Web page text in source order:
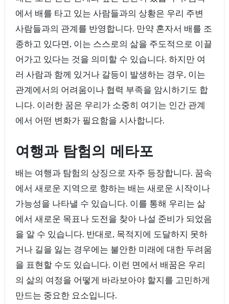
에서 배를 타고 있는 사람들과의 상황은 우리 주변
사람들과의 관계를 반영합니다. 만약 혼자서 배를 조
종하고 있다면, 이는 스스로의 삶을 주도적으로 이끌
어가고 있다는 것을 의미할 수 있습니다. 하지만 여
러 사람과 함께 있거나 갈등이 발생하는 경우, 이는
관계에서의 어려움이나 협력 부족을 암시하기도 합
니다. 이러한 꿈은 우리가 소중히 여기는 인간 관계
에서 어떤 변화가 필요함을 시사합니다.
여행과 탐험의 메타포
배는 여행과 탐험의 상징으로 자주 등장합니다. 꿈속
에서 새로운 지역으로 향하는 배는 새로운 시작이나
가능성을 나타낼 수 있습니다. 이를 통해 우리는 삶
에서 새로운 목표나 도전을 찾아 나설 준비가 되었음
을 알 수 있습니다. 반대로, 목적지에 도달하지 못하
거나 길을 잃는 경우에는 불안한 미래에 대한 두려움
을 표현할 수도 있습니다. 이런 면에서 배꿈은 우리
의 삶의 여정을 어떻게 바라보아야 할지를 고민하게
만드는 중요한 요소입니다.